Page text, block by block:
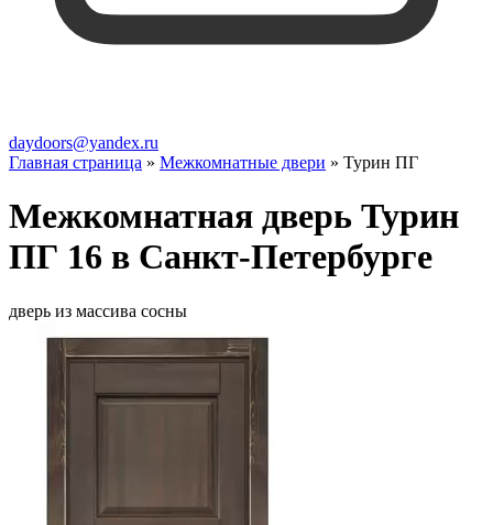
daydoors@yandex.ru
Главная страница » Межкомнатные двери » Турин ПГ
Межкомнатная дверь Турин
ПГ 16 в Санкт-Петербурге
дверь из массива сосны